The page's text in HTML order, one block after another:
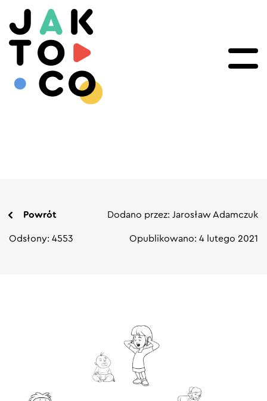
Powrót Dodano przez: Jarosław Adamczuk
Odsłony: 4553 Opublikowano: 4 lutego 2021